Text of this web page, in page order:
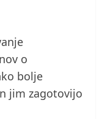
o
bolje
jim zagotovijo